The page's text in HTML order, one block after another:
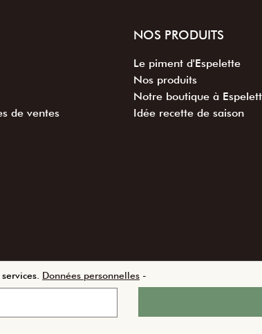
de ventes
NOS PRODUITS
Le piment d'Espelette
Nos produits
Notre boutique à
Idée recette de saison
Données personnelles -